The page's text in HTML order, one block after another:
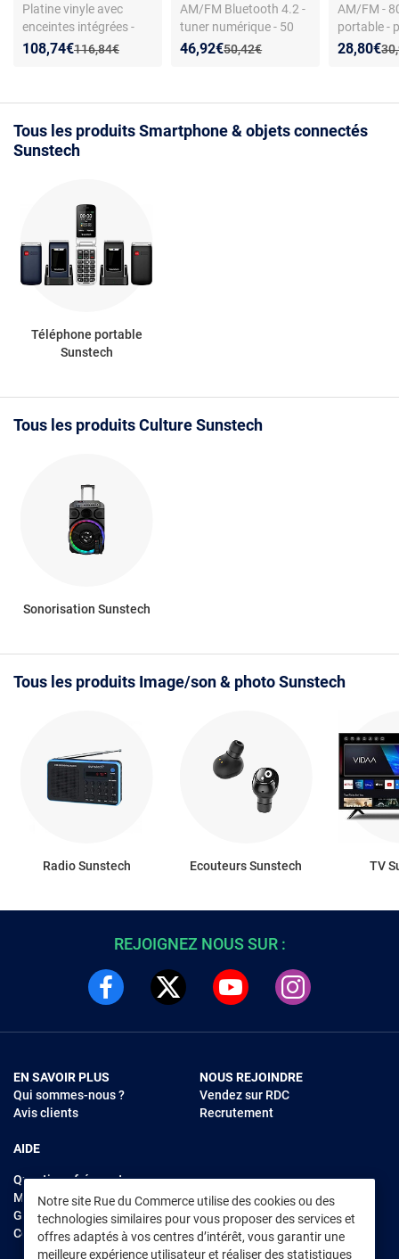
Platine vinyle avec
enceintes intégrées -
Bluetooth - USB/RCA -
Ancien prix :
116,84€
Nouveau prix :
108,74€
Réduction de :
AM/FM Bluetooth 4.2 -
tuner numérique - 50
présélections - USB et
Ancien prix :
50,42€
Nouveau prix :
46,92€
Réduction de :
AM/FM -
portable -
Nouveau
28,80€
Tous les produits Smartphone & objets connectés
Sunstech
Téléphone portable
Sunstech
Tous les produits Culture Sunstech
Sonorisation Sunstech
Tous les produits Image/son & photo Sunstech
Radio Sunstech Ecouteurs Sunstech TV
REJOIGNEZ NOUS SUR :
EN SAVOIR PLUS
Qui sommes-nous ?
Avis clients
AIDE
Questions fréquentes
Modes de règlements
Garantie et retours
Contacter Rue du Commerce
NOUS REJOINDRE
Vendez sur RDC
Recrutement
Notre site Rue du Commerce utilise des cookies ou des
technologies similaires pour vous proposer des services et
offres adaptés à vos centres d’intérêt, vous garantir une
meilleure expérience utilisateur et réaliser des statistiques